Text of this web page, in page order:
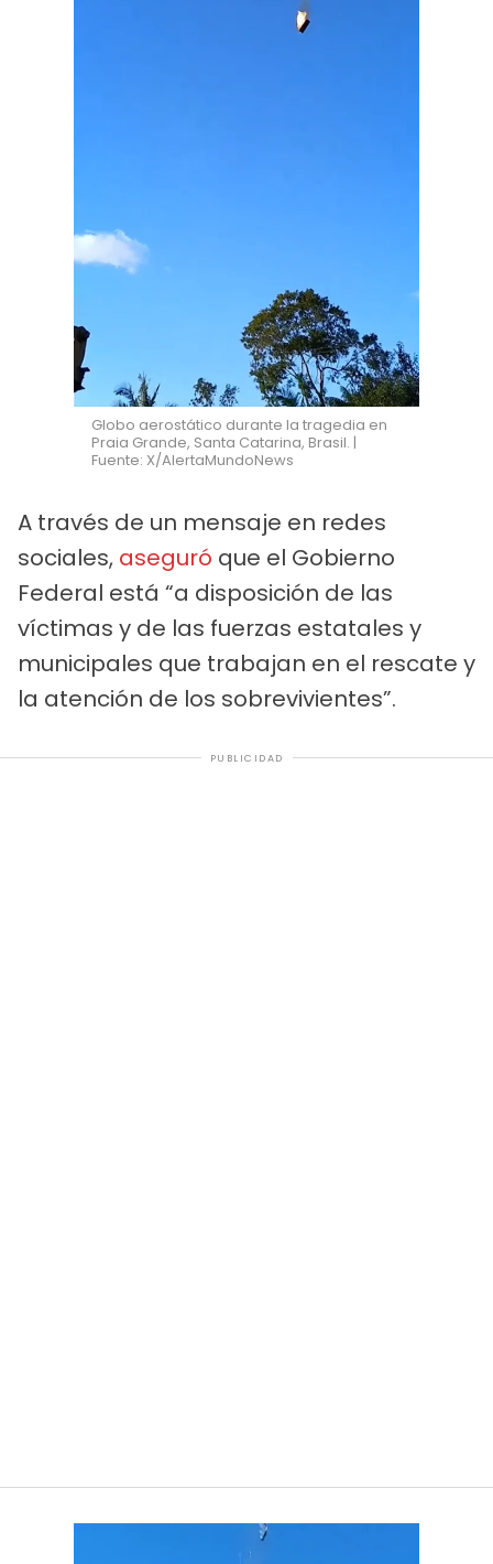
Globo aerostático durante la tragedia en
Praia Grande, Santa Catarina, Brasil. |
Fuente: X/AlertaMundoNews
A través de un mensaje en redes
sociales, aseguró que el Gobierno
Federal está “a disposición de las
víctimas y de las fuerzas estatales y
municipales que trabajan en el rescate y
la atención de los sobrevivientes”.
PUBLICIDAD